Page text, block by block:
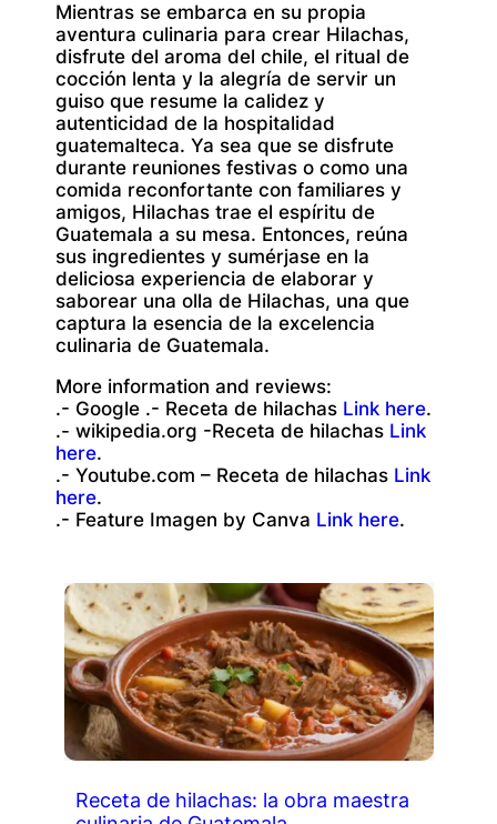
Mientras se embarca en su propia
aventura culinaria para crear Hilachas,
disfrute del aroma del chile, el ritual de
cocción lenta y la alegría de servir un
guiso que resume la calidez y
autenticidad de la hospitalidad
guatemalteca. Ya sea que se disfrute
durante reuniones festivas o como una
comida reconfortante con familiares y
amigos, Hilachas trae el espíritu de
Guatemala a su mesa. Entonces, reúna
sus ingredientes y sumérjase en la
deliciosa experiencia de elaborar y
saborear una olla de Hilachas, una que
captura la esencia de la excelencia
culinaria de Guatemala.
More information and reviews:
.- Google .- Receta de hilachas Link here.
.- wikipedia.org -Receta de hilachas Link
here.
.- Youtube.com – Receta de hilachas Link
here.
.- Feature Imagen by Canva Link here.
Receta de hilachas: la obra maestra